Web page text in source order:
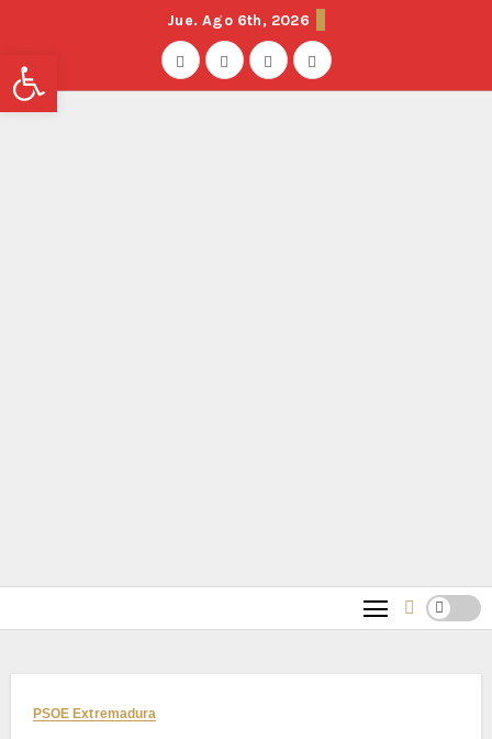
Jue. Ago 6th, 2026
PSOE Extremadura
Abrir barra de herramientas